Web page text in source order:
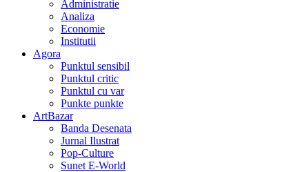
Administratie
Analiza
Economie
Institutii
Agora
Punktul sensibil
Punktul critic
Punktul cu var
Punkte punkte
ArtBazar
Banda Desenata
Jurnal Ilustrat
Pop-Culture
Sunet E-World